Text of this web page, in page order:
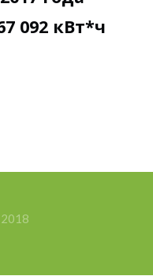
092 кВт*ч
2018